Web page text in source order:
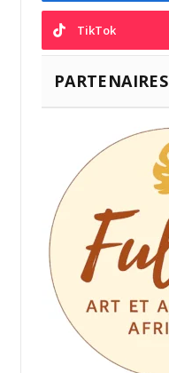
TikTok
PARTENAIRES